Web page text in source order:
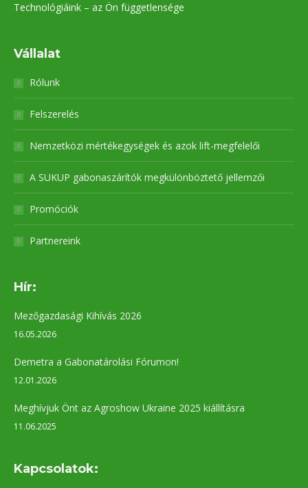
Technológiáink – az Ön függetlensége
Vállalat
Rólunk
Felszerelés
Nemzetközi mértékegységek és azok lift-megfelelői
A SUKUP gabonaszárítók megkülönböztető jellemzői
Promóciók
Partnereink
Hír:
Mezőgazdasági Kihívás 2026
16.05.2026
Demetra a Gabonatárolási Fórumon!
12.01.2026
Meghívjuk Önt az Agroshow Ukraine 2025 kiállításra
11.06.2025
Kapcsolatok: